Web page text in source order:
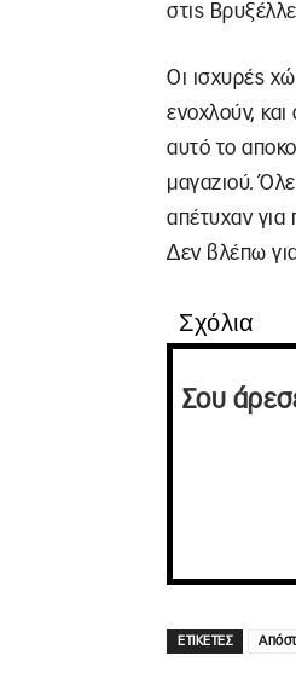
στις
Οι ισχυρές
ενοχλούν,
αυτό το
μαγαζιού.
απέτυχαν για
Δεν βλέπω
Σχόλια
Σου
ΕΤΙΚΕΤΕΣ